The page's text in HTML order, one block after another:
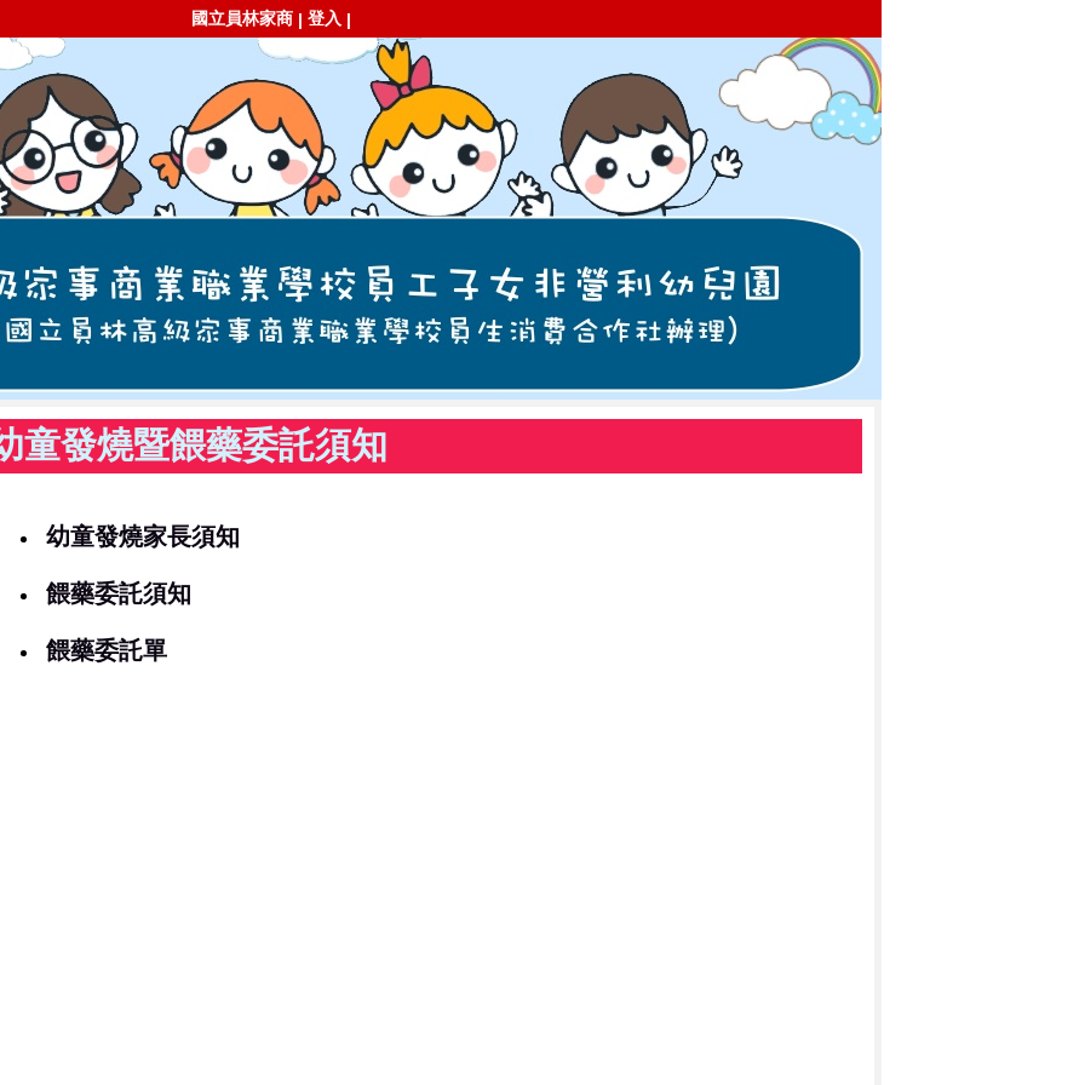
國立員林家商 | 登入 |
童發燒暨餵藥委託須知
幼童發燒家長須知
餵藥委託須知
餵藥委託單